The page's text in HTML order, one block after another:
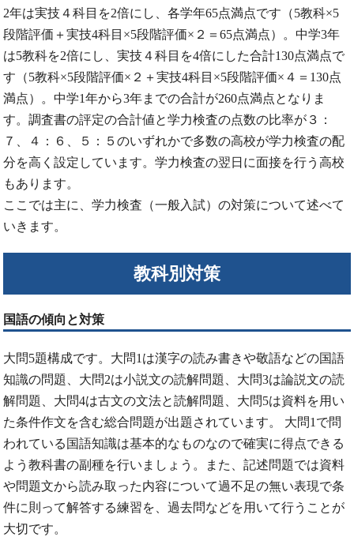
2年は実技４科目を2倍にし、各学年65点満点です（5教科×5
段階評価＋実技4科目×5段階評価×２＝65点満点）。中学3年
は5教科を2倍にし、実技４科目を4倍にした合計130点満点で
す（5教科×5段階評価×２＋実技4科目×5段階評価×４＝130点
満点）。中学1年から3年までの合計が260点満点となりま
す。調査書の評定の合計値と学力検査の点数の比率が３：
７、４：６、５：５のいずれかで多数の高校が学力検査の配
分を高く設定しています。学力検査の翌日に面接を行う高校
もあります。
ここでは主に、学力検査（一般入試）の対策について述べて
いきます。
教科別対策
国語の傾向と対策
大問5題構成です。大問1は漢字の読み書きや敬語などの国語
知識の問題、大問2は小説文の読解問題、大問3は論説文の読
解問題、大問4は古文の文法と読解問題、大問5は資料を用い
た条件作文を含む総合問題が出題されています。 大問1で問
われている国語知識は基本的なものなので確実に得点できる
よう教科書の副種を行いましょう。また、記述問題では資料
や問題文から読み取った内容について過不足の無い表現で条
件に則って解答する練習を、過去問などを用いて行うことが
大切です。